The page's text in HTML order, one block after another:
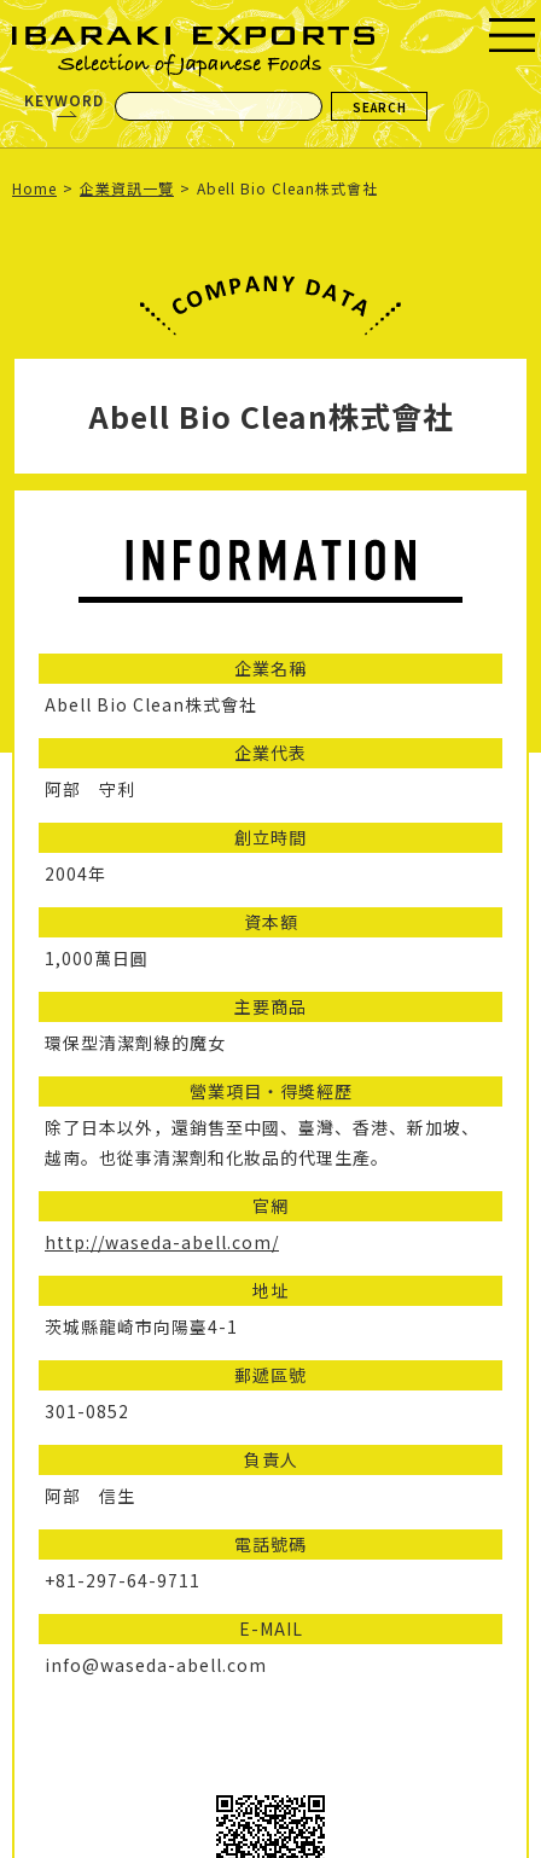
KEYWORD
Home 企業資訊一覽 Abell Bio Clean株式會社
Abell Bio Clean株式會社
企業名稱
Abell Bio Clean株式會社
企業代表
阿部 守利
創立時間
2004年
資本額
1,000萬日圓
主要商品
環保型清潔劑綠的魔女
營業項目・得獎經歷
除了日本以外，還銷售至中國、臺灣、香港、新加坡、
越南。也從事清潔劑和化妝品的代理生產。
官網
http://waseda-abell.com/
地址
茨城縣龍崎市向陽臺4-1
郵遞區號
301-0852
負責人
阿部 信生
電話號碼
+81-297-64-9711
E-MAIL
info@waseda-abell.com